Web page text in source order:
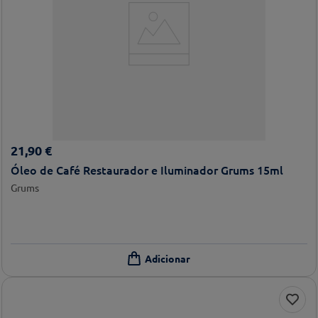
21,90 €
Óleo de Café Restaurador e Iluminador Grums 15ml
Grums